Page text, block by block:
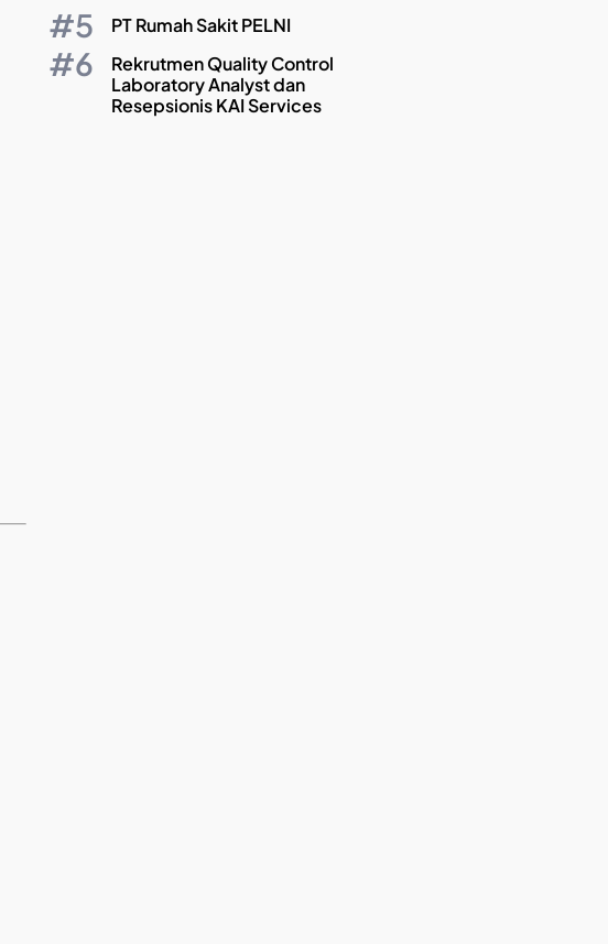
PT Rumah Sakit PELNI
Rekrutmen Quality Control
Laboratory Analyst dan
Resepsionis KAI Services